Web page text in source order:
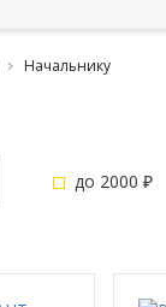
Начальнику
до 2000 ₽